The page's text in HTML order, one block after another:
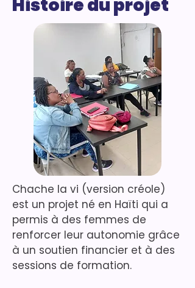
Histoire du projet
Chache la vi (version créole)
est un projet né en Haïti qui a
permis à des femmes de
renforcer leur autonomie grâce
à un soutien financier et à des
sessions de formation.